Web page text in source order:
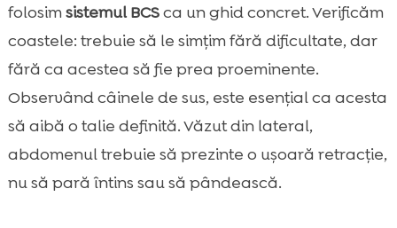
folosimsistemul BCSca un ghid concret. Verificăm
coastele: trebuie să le simțim fără dificultate, dar
fără ca acestea să fie prea proeminente.
Observând câinele de sus, este esențial ca acesta
să aibă o talie definită. Văzut din lateral,
abdomenul trebuie să prezinte o ușoară retracție,
nu să pară întins sau să pândească.